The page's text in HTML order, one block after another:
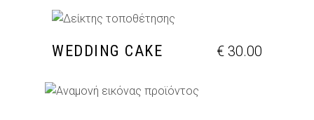
ΠΡΟΣΘΉΚΗ ΣΤΟ ΚΑΛΆΘΙ
WEDDING CAKE € 30.00